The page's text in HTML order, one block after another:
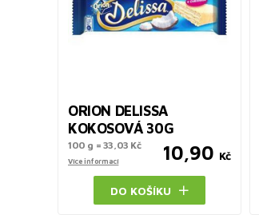
ORION DELISSA
KOKOSOVÁ 30G
100 g = 33,03 Kč
Více informací 10,90 Kč
DO KOŠÍKU